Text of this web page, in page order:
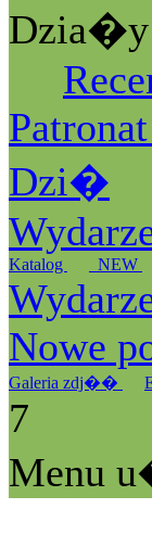
Dzi�
Katalog _NEW
Nowe
Galeria zdj��
7
Menu